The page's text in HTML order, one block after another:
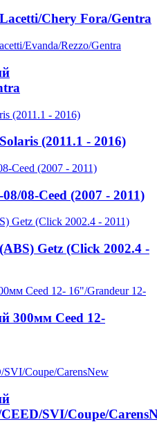
Chery Fora/Gentra
(2011.1 - 2016)
08-Ceed (2007 - 2011)
Getz (Click 2002.4 -
300мм Ceed 12-
SVI/Coupe/